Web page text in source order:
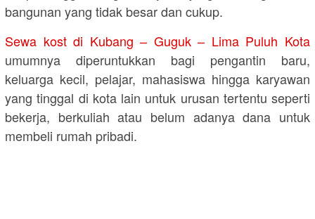
bangunan yang tidak besar dan cukup.
Sewa kost di Kubang – Guguk – Lima Puluh Kota
umumnya diperuntukkan bagi pengantin baru,
keluarga kecil, pelajar, mahasiswa hingga karyawan
yang tinggal di kota lain untuk urusan tertentu seperti
bekerja, berkuliah atau belum adanya dana untuk
membeli rumah pribadi.